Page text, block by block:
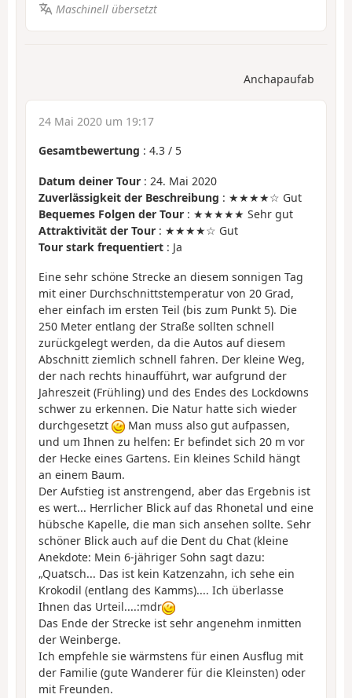
Maschinell übersetzt
Anchapaufab
24 Mai 2020 um 19:17
Gesamtbewertung : 4.3 / 5
Datum deiner Tour : 24. Mai 2020
Zuverlässigkeit der Beschreibung : ★★★★☆ Gut
Bequemes Folgen der Tour : ★★★★★ Sehr gut
Attraktivität der Tour : ★★★★☆ Gut
Tour stark frequentiert : Ja
Eine sehr schöne Strecke an diesem sonnigen Tag
mit einer Durchschnittstemperatur von 20 Grad,
eher einfach im ersten Teil (bis zum Punkt 5). Die
250 Meter entlang der Straße sollten schnell
zurückgelegt werden, da die Autos auf diesem
Abschnitt ziemlich schnell fahren. Der kleine Weg,
der nach rechts hinaufführt, war aufgrund der
Jahreszeit (Frühling) und des Endes des Lockdowns
schwer zu erkennen. Die Natur hatte sich wieder
durchgesetzt
Man muss also gut aufpassen,
und um Ihnen zu helfen: Er befindet sich 20 m vor
der Hecke eines Gartens. Ein kleines Schild hängt
an einem Baum.
Der Aufstieg ist anstrengend, aber das Ergebnis ist
es wert... Herrlicher Blick auf das Rhonetal und eine
hübsche Kapelle, die man sich ansehen sollte. Sehr
schöner Blick auch auf die Dent du Chat (kleine
Anekdote: Mein 6-jähriger Sohn sagt dazu:
„Quatsch... Das ist kein Katzenzahn, ich sehe ein
Krokodil (entlang des Kamms).... Ich überlasse
Ihnen das Urteil....:mdr
Das Ende der Strecke ist sehr angenehm inmitten
der Weinberge.
Ich empfehle sie wärmstens für einen Ausflug mit
der Familie (gute Wanderer für die Kleinsten) oder
mit Freunden.